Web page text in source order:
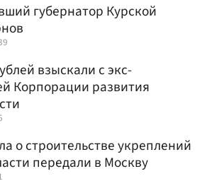
губернатор Курской
взыскали с экс-
Корпорации развития
о строительстве укреплений
передали в Москву